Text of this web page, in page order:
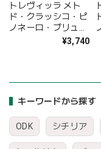
キーワードから探す
ODK シチリア
トレヴィッラ メト
ド・クラッシコ・ピ
ノネーロ・ブリュッ
¥3,740